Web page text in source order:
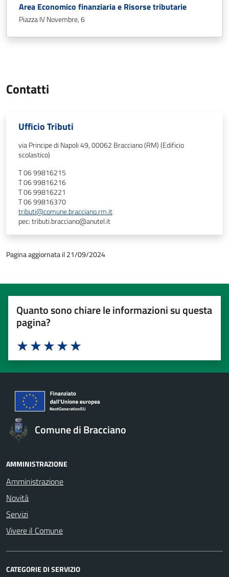
Area Economico finanziaria e Risorse tributarie
Piazza IV Novembre, 6
Contatti
Ufficio Tributi
via Principe di Napoli 49, 00062 Bracciano (RM) (Edificio
scolastico)
T 06 99816215
T 06 99816216
T 06 99816221
T 06 99816370
tributi@comune.bracciano.rm.it
pec: tributi.bracciano@anutel.it
Pagina aggiornata il 21/09/2024
Quanto sono chiare le informazioni su questa
pagina?
Valuta 5 stelle su 5
Valuta 4 stelle su 5
Valuta 3 stelle su 5
Valuta 2 stelle su 5
Valuta 1 stelle su 5
Comune di Bracciano
AMMINISTRAZIONE
Amministrazione
Novità
Servizi
Vivere il Comune
CATEGORIE DI SERVIZIO